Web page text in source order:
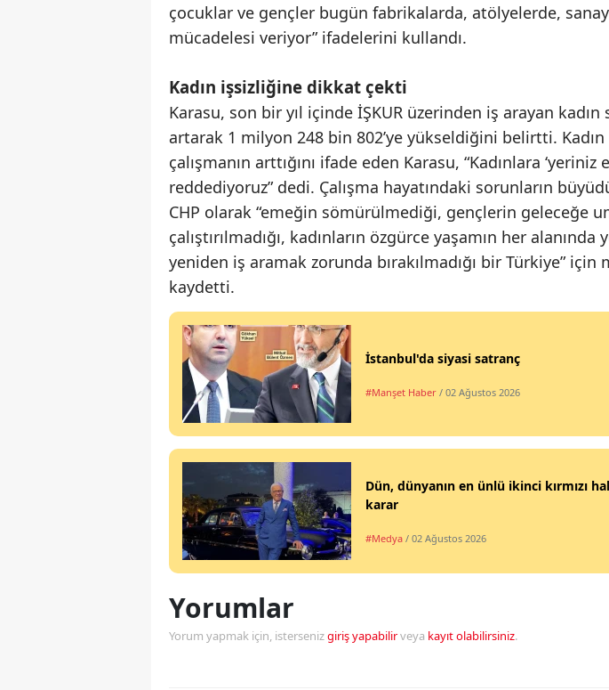
çocuklar ve gençler bugün fabrikalarda, atölyelerde,
mücadelesi veriyor” ifadelerini kullandı.
Kadın işsizliğine dikkat çekti
Karasu, son bir yıl içinde İŞKUR üzerinden iş arayan kadın
artarak 1 milyon 248 bin 802’ye yükseldiğini belirtti.
çalışmanın arttığını ifade eden Karasu, “Kadınlara ‘yeriniz
reddediyoruz” dedi. Çalışma hayatındaki sorunların
CHP olarak “emeğin sömürülmediği, gençlerin geleceğe
çalıştırılmadığı, kadınların özgürce yaşamın her alanında
yeniden iş aramak zorunda bırakılmadığı bir Türkiye”
kaydetti.
İstanbul'da siyasi satranç
#Manşet Haber / 02 Ağustos 2026
Dün, dünyanın en ünlü ikinci kırmızı
karar
#Medya / 02 Ağustos 2026
Yorumlar
Yorum yapmak için, istersenizgiriş yapabilirveya kayıt olabilirsiniz.